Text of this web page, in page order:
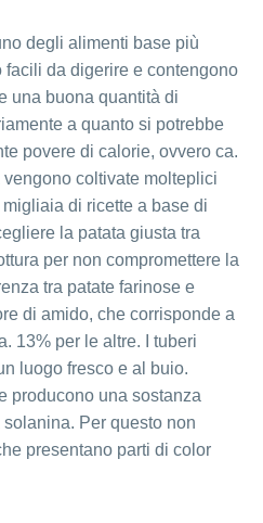
degli alimenti base più
facili da digerire e contengono
una buona quantità di
a quanto si potrebbe
povere di calorie, ovvero ca.
coltivate molteplici
di ricette a base di
la patata giusta tra
per non compromettere la
tra patate farinose e
di amido, che corrisponde a
13% per le altre. I tuberi
luogo fresco e al buio.
producono una sostanza
Per questo non
presentano parti di color